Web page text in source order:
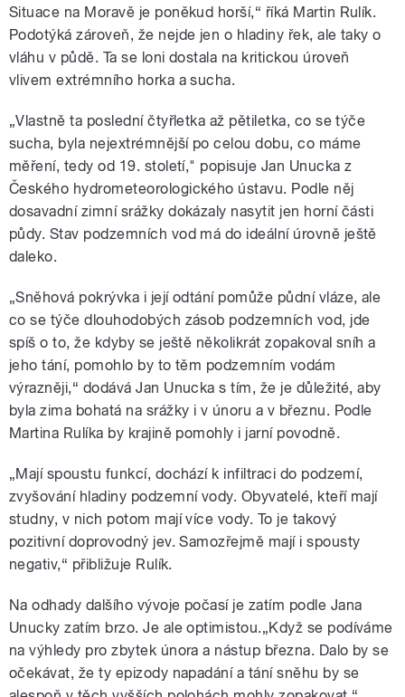
Situace na Moravě je poněkud horší,“ říká Martin Rulík.
Podotýká zároveň, že nejde jen o hladiny řek, ale taky o
vláhu v půdě. Ta se loni dostala na kritickou úroveň
vlivem extrémního horka a sucha.
„Vlastně ta poslední čtyřletka až pětiletka, co se týče
sucha, byla nejextrémnější po celou dobu, co máme
měření, tedy od 19. století," popisuje Jan Unucka z
Českého hydrometeorologického ústavu. Podle něj
dosavadní zimní srážky dokázaly nasytit jen horní části
půdy. Stav podzemních vod má do ideální úrovně ještě
daleko.
„Sněhová pokrývka i její odtání pomůže půdní vláze, ale
co se týče dlouhodobých zásob podzemních vod, jde
spíš o to, že kdyby se ještě několikrát zopakoval sníh a
jeho tání, pomohlo by to těm podzemním vodám
výrazněji,“ dodává Jan Unucka s tím, že je důležité, aby
byla zima bohatá na srážky i v únoru a v březnu. Podle
Martina Rulíka by krajině pomohly i jarní povodně.
„Mají spoustu funkcí, dochází k infiltraci do podzemí,
zvyšování hladiny podzemní vody. Obyvatelé, kteří mají
studny, v nich potom mají více vody. To je takový
pozitivní doprovodný jev. Samozřejmě mají i spousty
negativ,“ přibližuje Rulík.
Na odhady dalšího vývoje počasí je zatím podle Jana
Unucky zatím brzo. Je ale optimistou.„Když se podíváme
na výhledy pro zbytek února a nástup března. Dalo by se
očekávat, že ty epizody napadání a tání sněhu by se